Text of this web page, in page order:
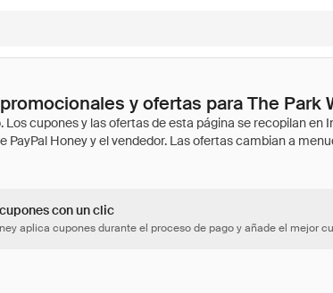
y ofertas para The Park
con un clic
aplica cupones durante el proceso de pago y añade el mejor